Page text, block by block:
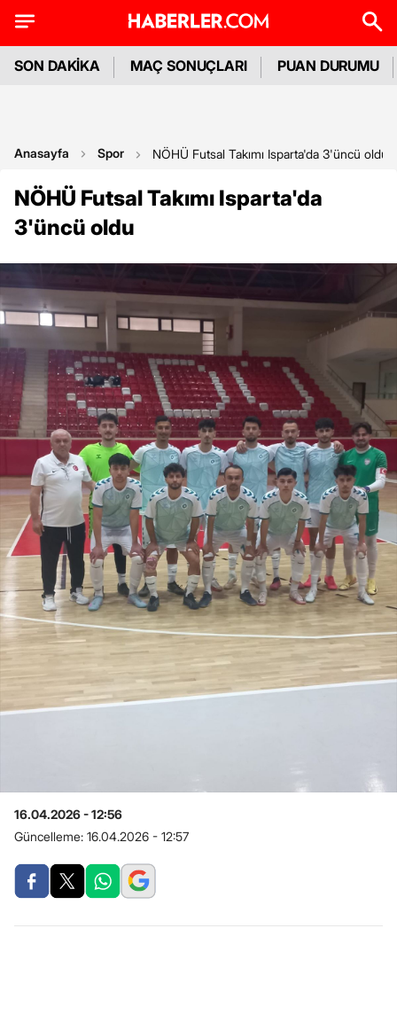
SON DAKİKA MAÇ SONUÇLARI PUAN DURUMU
Anasayfa Spor NÖHÜ Futsal Takımı Isparta'da 3'üncü oldu
NÖHÜ Futsal Takımı Isparta'da
3'üncü oldu
16.04.2026 - 12:56
Güncelleme: 16.04.2026 - 12:57